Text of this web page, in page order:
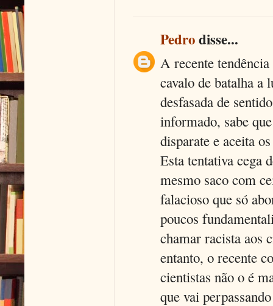
Pedrodisse...
A recente
cavalo de batalha a
desfasada de
informado, sabe
disparate e aceita
Esta tentativa cega
mesmo saco com
falacioso que só
poucos
chamar racista aos
entanto, o recente
cientistas não o é
que vai